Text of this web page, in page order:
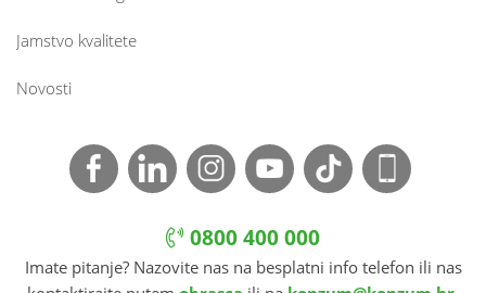
Jamstvo kvalitete
Novosti
0800 400 000
Imate pitanje? Nazovite nas na besplatni info telefon ili nas